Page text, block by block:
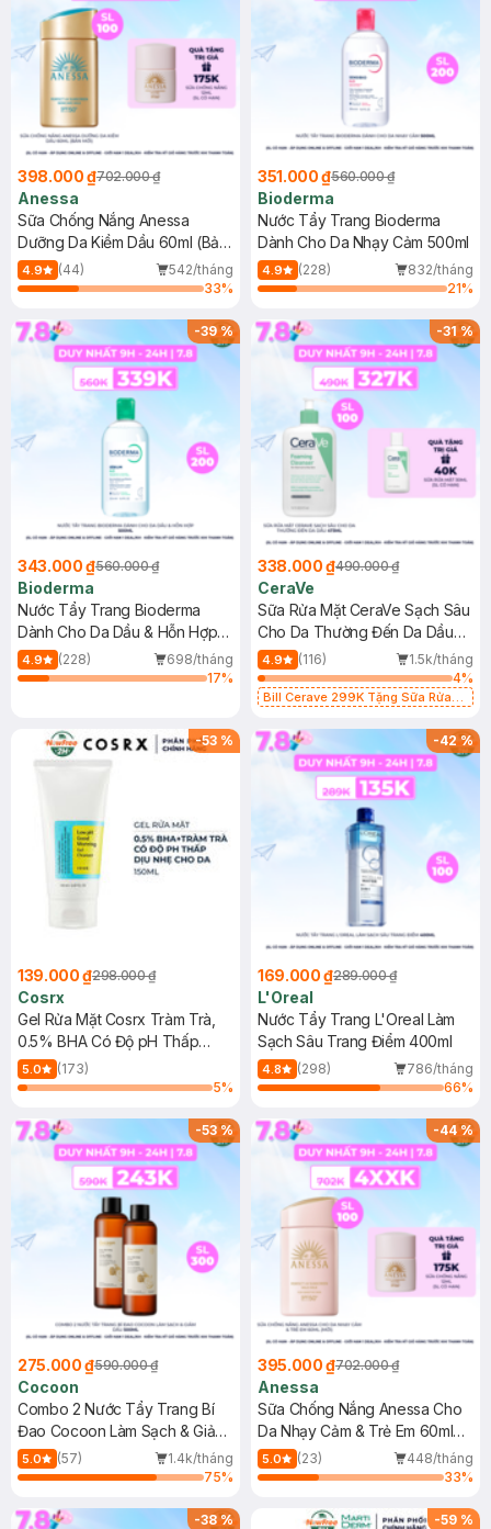
398.000 ₫702.000 ₫
Anessa
Sữa Chống Nắng Anessa
Dưỡng Da Kiềm Dầu 60ml (Bản
Mới)
4.9 (44)
542/tháng
33%
351.000 ₫560.000 ₫
Bioderma
Nước Tẩy Trang Bioderma
Dành Cho Da Nhạy Cảm 500ml
4.9 (228)
832/tháng
21%
-39%
343.000 ₫560.000 ₫
Bioderma
Nước Tẩy Trang Bioderma
Dành Cho Da Dầu & Hỗn Hợp
500ml
4.9 (228)
698/tháng
17%
-31%
338.000 ₫490.000 ₫
CeraVe
Sữa Rửa Mặt CeraVe Sạch Sâu
Cho Da Thường Đến Da Dầu
473ml
4.9 (116)
1.5k/tháng
4%
Bill Cerave 299K Tặng Sữa Rửa
-53 %
139.000 ₫298.000 ₫
Cosrx
Gel Rửa Mặt Cosrx Tràm Trà,
0.5% BHA Có Độ pH Thấp
150ml
5.0
(173)
5%
-42%
169.000 ₫289.000 ₫
L'Oreal
Nước Tẩy Trang L'Oreal Làm
Sạch Sâu Trang Điểm 400ml
4.8 (298)
786/tháng
66%
-53%
275.000 ₫590.000 ₫
Cocoon
Combo 2 Nước Tẩy Trang Bí
Đao Cocoon Làm Sạch & Giảm
Dầu 500ml
5.0 (57)
1.4k/tháng
75%
-44%
395.000 ₫702.000 ₫
Anessa
Sữa Chống Nắng Anessa Cho
Da Nhạy Cảm & Trẻ Em 60ml
(Mới)
5.0 (23)
448/tháng
33%
-38% -59 %